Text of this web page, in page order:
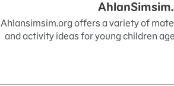
Ahlansimsim.org offers a variety of
and activity ideas for young children